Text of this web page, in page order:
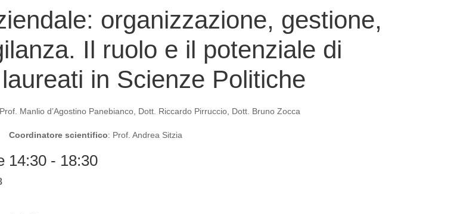
organizzazione, gestione,
Il ruolo e il potenziale di
in Scienze Politiche
Manlio d’Agostino Panebianco, Dott. Riccardo Pirruccio, Dott. Bruno Zocca
Coordinatore scientifico: Prof. Andrea Sitzia
14:30 - 18:30